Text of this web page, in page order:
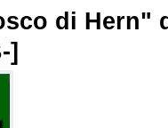
di Hern"
]